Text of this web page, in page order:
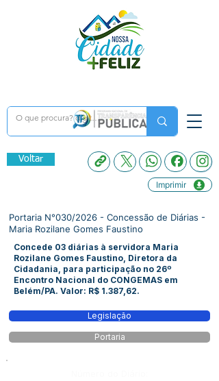
Voltar
Imprimir
Portaria N°030/2026 - Concessão de Diárias -
Maria Rozilane Gomes Faustino
Concede 03 diárias à servidora Maria
Rozilane Gomes Faustino, Diretora da
Cidadania, para participação no 26º
Encontro Nacional do CONGEMAS em
Belém/PA. Valor: R$ 1.387,62.
Legislação
Portaria